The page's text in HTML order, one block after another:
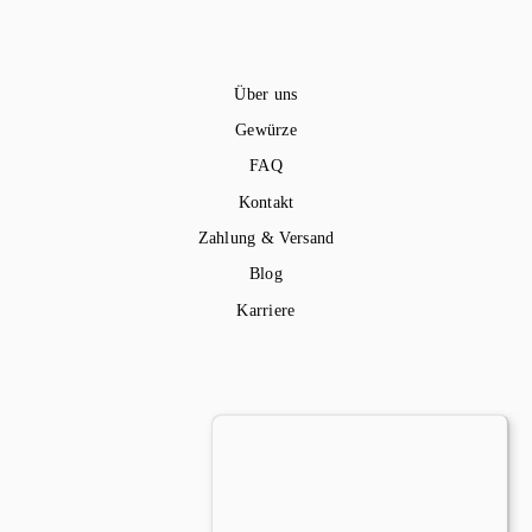
Über uns
Gewürze
FAQ
Kontakt
Zahlung & Versand
Blog
Karriere